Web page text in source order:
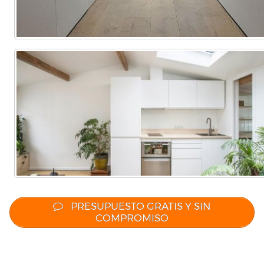
PRESUPUESTO GRATIS Y SIN
COMPROMISO